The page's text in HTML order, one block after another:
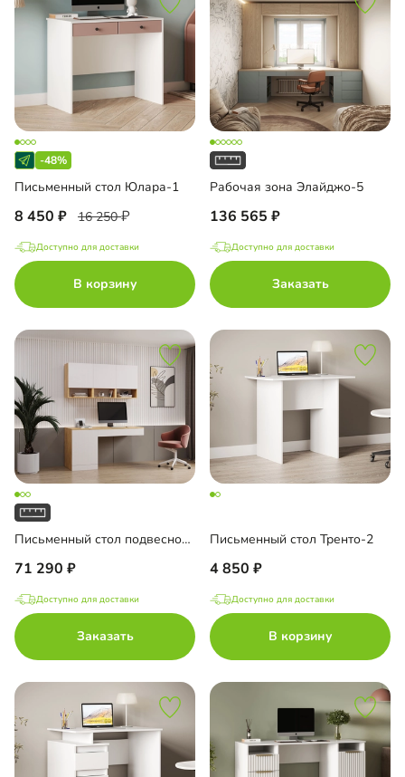
-48%
Письменный стол Юлара-1
8 450 16 250
Доступно для доставки
В корзину
Рабочая зона Элайджо-5
136 565
Доступно для доставки
Заказать
Письменный стол подвесной Мобаро-7
71 290
Доступно для доставки
Заказать
Письменный стол Тренто-2
4 850
Доступно для доставки
В корзину